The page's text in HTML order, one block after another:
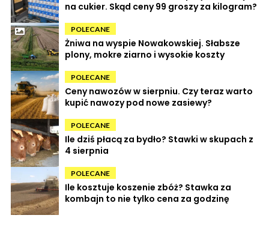
na cukier. Skąd ceny 99 groszy za kilogram?
POLECANE
Żniwa na wyspie Nowakowskiej. Słabsze
plony, mokre ziarno i wysokie koszty
POLECANE
Ceny nawozów w sierpniu. Czy teraz warto
kupić nawozy pod nowe zasiewy?
POLECANE
Ile dziś płacą za bydło? Stawki w skupach z
4 sierpnia
POLECANE
Ile kosztuje koszenie zbóż? Stawka za
kombajn to nie tylko cena za godzinę